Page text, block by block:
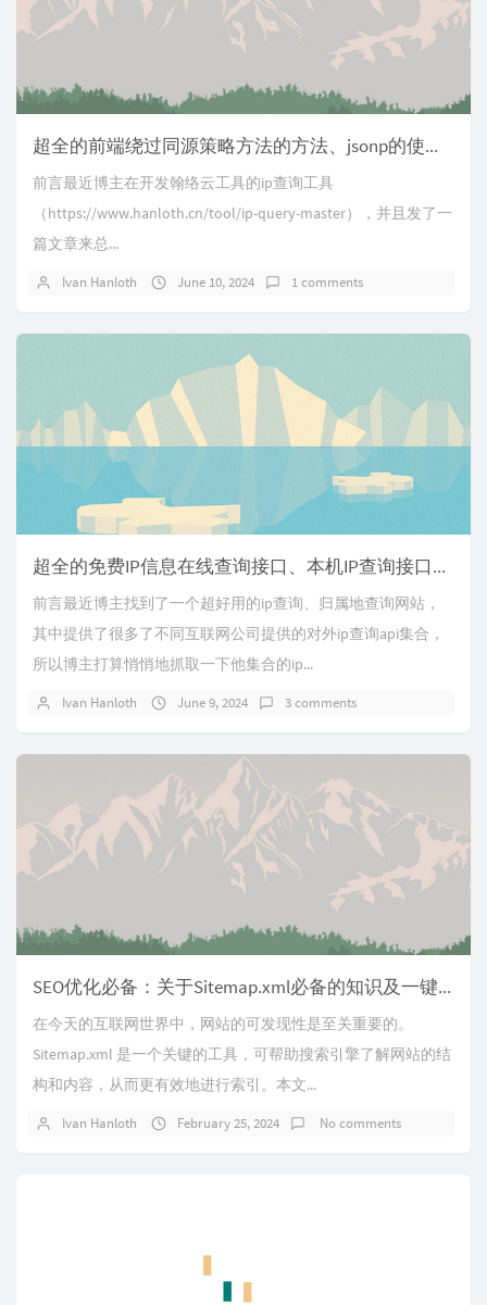
超全的前端绕过同源策略方法的方法、jsonp的使用及与json的区别
前言最近博主在开发翰络云工具的ip查询工具
（https://www.hanloth.cn/tool/ip-query-master），并且发了一
篇文章来总...
Ivan Hanloth June 10, 2024 1 comments
超全的免费IP信息在线查询接口、本机IP查询接口整理，国内国际全覆盖
前言最近博主找到了一个超好用的ip查询、归属地查询网站，
其中提供了很多了不同互联网公司提供的对外ip查询api集合，
所以博主打算悄悄地抓取一下他集合的ip...
Ivan Hanloth June 9, 2024 3 comments
SEO优化必备：关于Sitemap.xml必备的知识及一键生成网站地图的工具
在今天的互联网世界中，网站的可发现性是至关重要的。
Sitemap.xml 是一个关键的工具，可帮助搜索引擎了解网站的结
构和内容，从而更有效地进行索引。本文...
Ivan Hanloth February 25, 2024 No comments